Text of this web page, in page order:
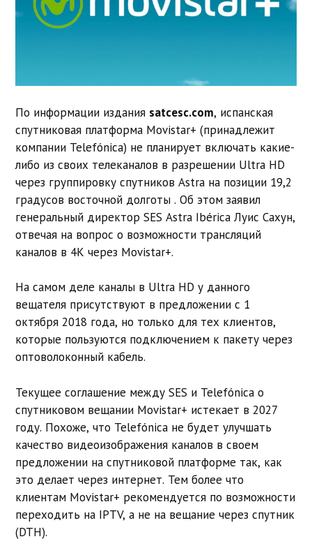
По информации издания satcesc.com, испанская
спутниковая платформа Movistar+ (принадлежит
компании Telefónica) не планирует включать какие-
либо из своих телеканалов в разрешении Ultra HD
через группировку спутников Astra на позиции 19,2
градусов восточной долготы . Об этом заявил
генеральный директор SES Astra Ibérica Луис Сахун,
отвечая на вопрос о возможности трансляций
каналов в 4K через Movistar+.
На самом деле каналы в Ultra HD у данного
вещателя присутствуют в предложении с 1
октября 2018 года, но только для тех клиентов,
которые пользуются подключением к пакету через
оптоволоконный кабель.
Текущее соглашение между SES и Telefónica о
спутниковом вещании Movistar+ истекает в 2027
году. Похоже, что Telefónica не будет улучшать
качество видеоизображения каналов в своем
предложении на спутниковой платформе так, как
это делает через интернет. Тем более что
клиентам Movistar+ рекомендуется по возможности
переходить на IPTV, а не на вещание через спутник
(DTH).